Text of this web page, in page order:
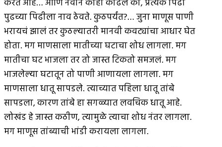
करते आहे… आणि नवीन काही काढलं की, प्रत्येक पिढी
पुढच्या पिढीला नाव ठेवते. कुठपर्यंत?… जुना माणूस पाणी
भरायचं झालं तर कुठल्यातरी मानवी कवट्यांचा आधार घेत
होता. मग माणसाला मातीच्या घटाचा शोध लागला. मग
मातीचा घट भाजला तर तो जास्त टिकतो समजलं. मग
भाजलेल्या घटातून तो पाणी आणायला लागला. मग
माणसाला धातू सापडले. त्याच्यात पहिला धातू तांबे
सापडला, कारण तांबे हा सगळ्यात लवचिक धातू आहे.
लोखंड हे जास्त कठीण, त्यामुळे त्याचा शोध नंतर लागला.
मग माणूस तांब्याची भांडी करायला लागला.